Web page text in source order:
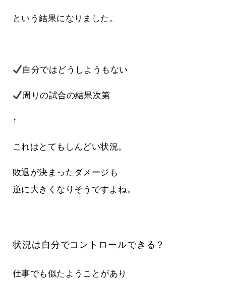
という結果になりました。
自分ではどうしようもない
周りの試合の結果次第
↑
これはとてもしんどい状況。
敗退が決まったダメージも
逆に大きくなりそうですよね。
状況は自分でコントロールできる？
仕事でも似たようことがあり